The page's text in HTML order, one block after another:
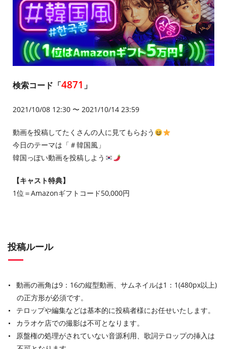
検索コード「4871 」
2021/10/08 12:30 〜 2021/10/14 23:59
動画を投稿してたくさんの人に見てもらおう
今日のテーマは「＃韓国風」
韓国っぽい動画を投稿しよう
【キャスト特典】
1位＝Amazonギフトコード50,000円
投稿ルール
動画の画角は9：16の縦型動画、サムネイルは1：1(480px以上)
の正方形が必須です。
テロップや編集などは基本的に投稿者様にお任せいたします。
カラオケ店での撮影は不可となります。
原盤権の処理がされていない音源利用、歌詞テロップの挿入は